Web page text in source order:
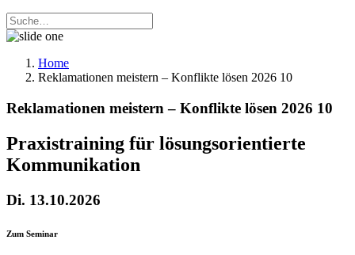
Home
Reklamationen meistern – Konflikte lösen 2026 10
Reklamationen meistern – Konflikte lösen 2026 10
Praxistraining für lösungsorientierte
Kommunikation
Di. 13.10.2026
Zum Seminar